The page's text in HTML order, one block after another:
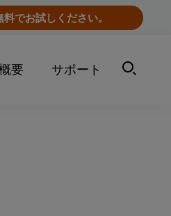
でお試しください。
要 サポート